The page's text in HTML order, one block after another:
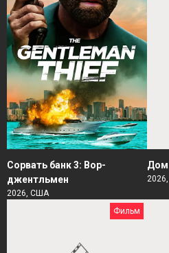
Сорвать банк 3: Вор-
джентльмен
2026, США
Дом
Фильм